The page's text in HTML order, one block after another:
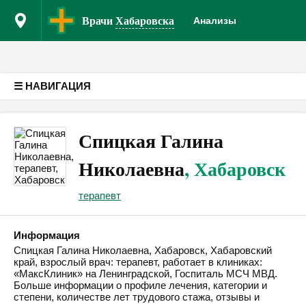
ВрачиХабаровска Анализы
☰ НАВИГАЦИЯ
Спицкая Галина
Николаевна, Хабаровск
терапевт
Информация
Спицкая Галина Николаевна, Хабаровск, Хабаровский
край, взрослый врач: терапевт, работает в клиниках:
«МаксКлиник» на Ленинградской, Госпиталь МСЧ МВД.
Больше информации о профиле лечения, категории и
степени, количестве лет трудового стажа, отзывы и